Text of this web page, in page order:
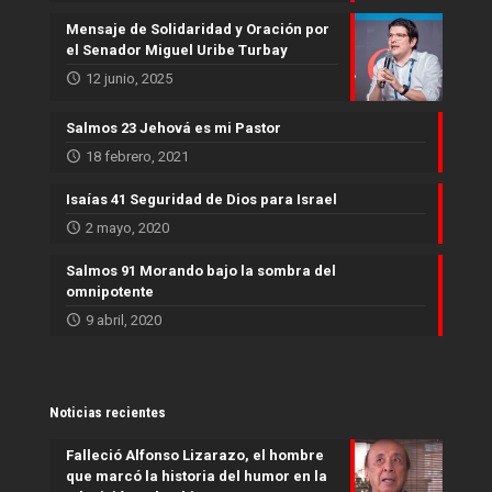
Mensaje de Solidaridad y Oración por
el Senador Miguel Uribe Turbay
12 junio, 2025
Salmos 23 Jehová es mi Pastor
18 febrero, 2021
Isaías 41 Seguridad de Dios para Israel
2 mayo, 2020
Salmos 91 Morando bajo la sombra del
omnipotente
9 abril, 2020
Noticias recientes
Falleció Alfonso Lizarazo, el hombre
que marcó la historia del humor en la